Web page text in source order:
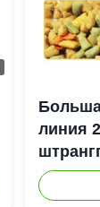
линия
выхода